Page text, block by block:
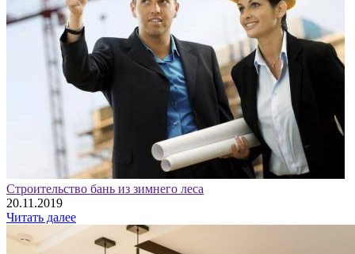
Строительство бань из зимнего леса
20.11.2019
Читать далее